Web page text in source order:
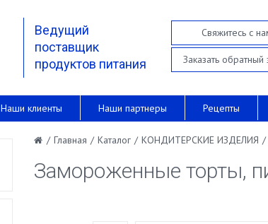
Ведущий
поставщик
продуктов питания
Свяжитесь с
Заказать обратный
Наши клиенты Наши партнеры Рецепты
/ Главная / Каталог / КОНДИТЕРСКИЕ ИЗДЕЛИЯ /
Замороженные торты,